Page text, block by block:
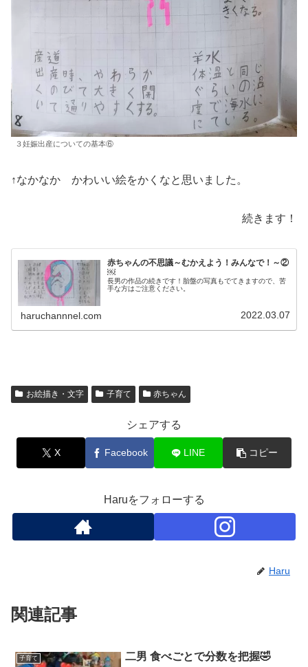
３妊娠出産についての基本⑥
↑なかなか かわいい絵をかくなと思いました。
続きます！
赤ちゃんの不思議～むかえよう！みんなで！～②
￼
長男の作品の続きです！胎盤の写真もでてきますので、苦
手な方はご注意ください。
haruchannnel.com 2022.03.07
お絵描き・文字 子育て 赤ちゃん
シェアする
X Facebook LINE コピー
Haruをフォローする
Haru
関連記事
子育て 二男 食べごとで分数を把握🤣